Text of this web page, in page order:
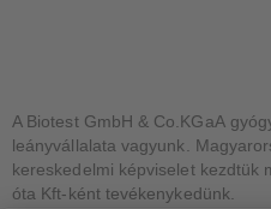
A Biotest GmbH & Co.KGaA
leányvállalata vagyunk.
kereskedelmi képviselet kezdtük
óta Kft-ként tevékenykedünk.